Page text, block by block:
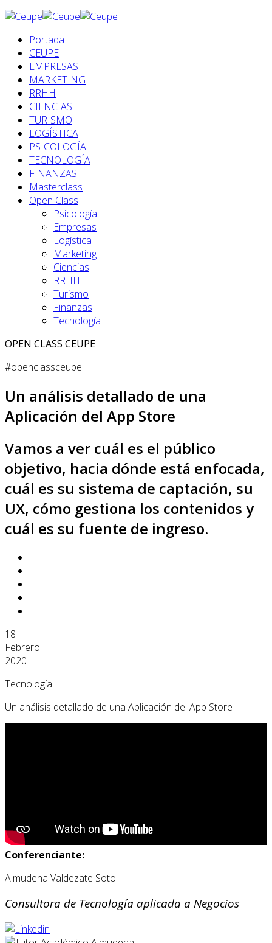
Portada
CEUPE
EMPRESAS
MARKETING
RRHH
CIENCIAS
TURISMO
LOGÍSTICA
PSICOLOGÍA
TECNOLOGÍA
FINANZAS
Masterclass
Open Class
Psicología
Empresas
Logística
Marketing
Ciencias
RRHH
Turismo
Finanzas
Tecnología
OPEN CLASS CEUPE
#openclassceupe
Un análisis detallado de una
Aplicación del App Store
Vamos a ver cuál es el público
objetivo, hacia dónde está enfocada,
cuál es su sistema de captación, su
UX, cómo gestiona los contenidos y
cuál es su fuente de ingreso.
18
Febrero
2020
Tecnología
Un análisis detallado de una Aplicación del App Store
Conferenciante:
Almudena Valdezate Soto
Consultora de Tecnología aplicada a Negocios